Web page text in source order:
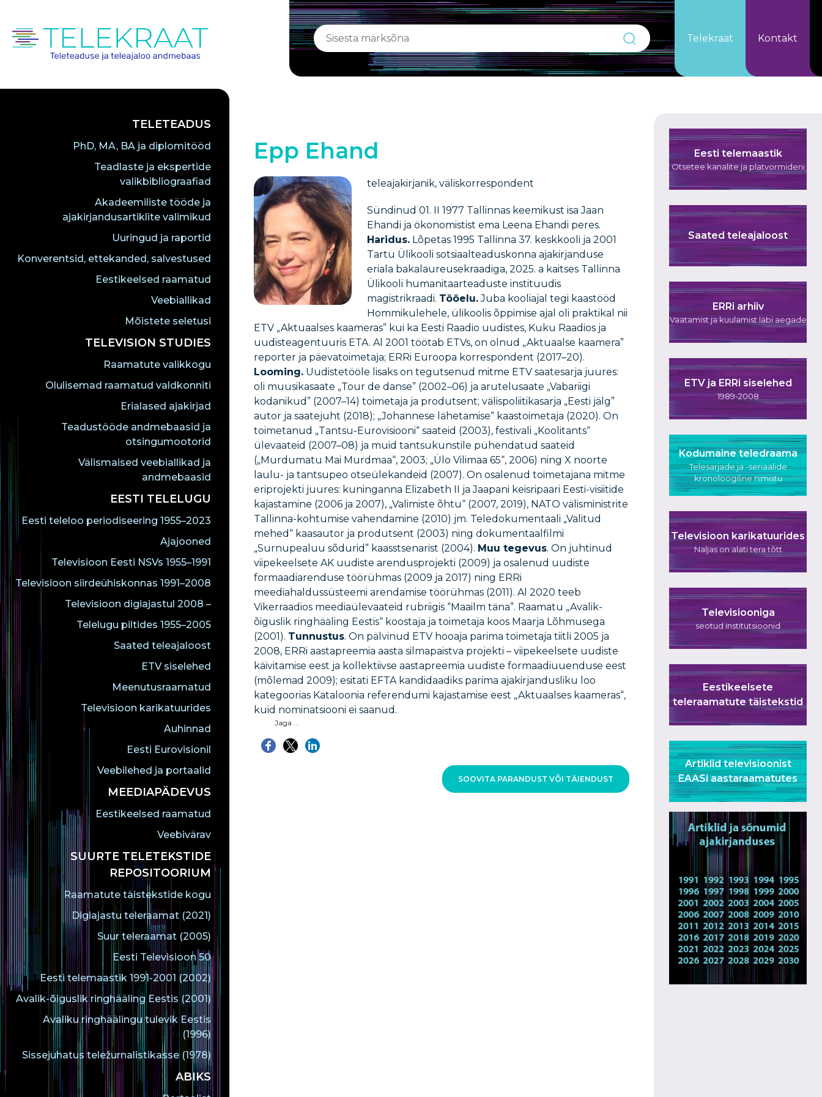
Telekraat Kontakt
TELETEADUS
PhD, MA, BA ja diplomitööd
Teadlaste ja ekspertide
valikbibliograafiad
Akadeemiliste tööde ja
ajakirjandusartiklite valimikud
Uuringud ja raportid
Konverentsid, ettekanded, salvestused
Eestikeelsed raamatud
Veebiallikad
Mõistete seletusi
TELEVISION STUDIES
Raamatute valikkogu
Olulisemad raamatud valdkonniti
Erialased ajakirjad
Teadustööde andmebaasid ja
otsingumootorid
Välismaised veebiallikad ja
andmebaasid
EESTI TELELUGU
Eesti teleloo periodiseering 1955–2023
Ajajooned
Televisioon Eesti NSVs 1955–1991
Televisioon siirdeühiskonnas 1991–2008
Televisioon digiajastul 2008 –
Telelugu piltides 1955–2005
Saated teleajaloost
ETV siselehed
Meenutusraamatud
Televisioon karikatuurides
Auhinnad
Eesti Eurovisionil
Veebilehed ja portaalid
MEEDIAPÄDEVUS
Eestikeelsed raamatud
Veebivärav
SUURTE TELETEKSTIDE
REPOSITOORIUM
Raamatute täistekstide kogu
Digiajastu teleraamat (2021)
Suur teleraamat (2005)
Eesti Televisioon 50
Eesti telemaastik 1991-2001 (2002)
Avalik-õiguslik ringhääling Eestis (2001)
Avaliku ringhäälingu tulevik Eestis
(1996)
Sissejuhatus teležurnalistikasse (1978)
ABIKS
Epp Ehand
teleajakirjanik, väliskorrespondent
Sündinud 01. II 1977 Tallinnas keemikust isa Jaan
Ehandi ja ökonomistist ema Leena Ehandi peres.
Haridus. Lõpetas 1995 Tallinna 37. keskkooli ja 2001
Tartu Ülikooli sotsiaalteaduskonna ajakirjanduse
eriala bakalaureusekraadiga, 2025. a kaitses Tallinna
Ülikooli humanitaarteaduste instituudis
magistrikraadi. Tööelu.Juba kooliajal tegi kaastööd
Hommikulehele, ülikoolis õppimise ajal oli praktikal nii
ETV „Aktuaalses kaameras” kui ka Eesti Raadio uudistes, Kuku Raadios ja
uudisteagentuuris ETA. Al 2001 töötab ETVs, on olnud „Aktuaalse kaamera”
reporter ja päevatoimetaja; ERRi Euroopa korrespondent (2017–20).
Looming. Uudistetööle lisaks on tegutsenud mitme ETV saatesarja juures:
oli muusikasaate „Tour de danse” (2002–06) ja arutelusaate „Vabariigi
kodanikud” (2007–14) toimetaja ja produtsent; välispoliitikasarja „Eesti jälg”
autor ja saatejuht (2018); „Johannese lähetamise“ kaastoimetaja (2020). On
toimetanud „Tantsu-Eurovisiooni“ saateid (2003), festivali „Koolitants“
ülevaateid (2007–08) ja muid tantsukunstile pühendatud saateid
(„Murdumatu Mai Murdmaa“, 2003; „Ülo Vilimaa 65“, 2006) ning X noorte
laulu- ja tantsupeo otseülekandeid (2007). On osalenud toimetajana mitme
eriprojekti juures: kuninganna Elizabeth II ja Jaapani keisripaari Eesti-visiitide
kajastamine (2006 ja 2007), „Valimiste õhtu“ (2007, 2019), NATO välisministrite
Tallinna-kohtumise vahendamine (2010) jm. Teledokumentaali „Valitud
mehed“ kaasautor ja produtsent (2003) ning dokumentaalfilmi
„Surnupealuu sõdurid” kaasstsenarist (2004). Muu tegevus. On juhtinud
viipekeelsete AK uudiste arendusprojekti (2009) ja osalenud uudiste
formaadiarenduse töörühmas (2009 ja 2017) ning ERRi
meediahaldussüsteemi arendamise töörühmas (2011). Al 2020 teeb
Vikerraadios meediaülevaateid rubriigis “Maailm täna”. Raamatu „Avalik-
õiguslik ringhääling Eestis“ koostaja ja toimetaja koos Maarja Lõhmusega
(2001). Tunnustus. On pälvinud ETV hooaja parima toimetaja tiitli 2005 ja
2008, ERRi aastapreemia aasta silmapaistva projekti – viipekeelsete uudiste
käivitamise eest ja kollektiivse aastapreemia uudiste formaadiuuenduse eest
(mõlemad 2009); esitati EFTA kandidaadiks parima ajakirjandusliku loo
kategoorias Kataloonia referendumi kajastamise eest „Aktuaalses kaameras“,
kuid nominatsiooni ei saanud.
Jaga ...
SOOVITA PARANDUST VÕI TÄIENDUST
Eesti telemaastik
Otsetee kanalite ja platvormideni
Saated teleajaloost
ERRi arhiiv
Vaatamist ja kuulamist läbi aegade
ETV ja ERRi siselehed
1989-2008
Kodumaine teledraama
Telesarjade ja -seriaalide
kronoloogiline nimistu
Televisioon karikatuurides
Naljas on alati tera tõtt
Televisiooniga
seotud institutsioonid
Eestikeelsete
teleraamatute täistekstid
Artiklid televisioonist
EAASi aastaraamatutes